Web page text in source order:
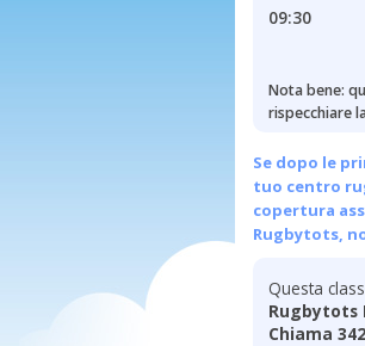
09:30
Nota bene:
rispecchiare
Se dopo le
tuo centro
copertura
Rugbytots,
Questa
Rugbytots
Chiama